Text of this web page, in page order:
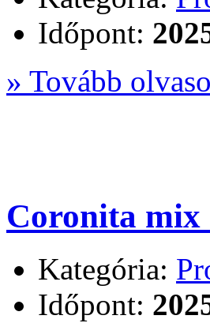
Időpont:
» Tovább
Coronita mix
Kategória:
Időpont: